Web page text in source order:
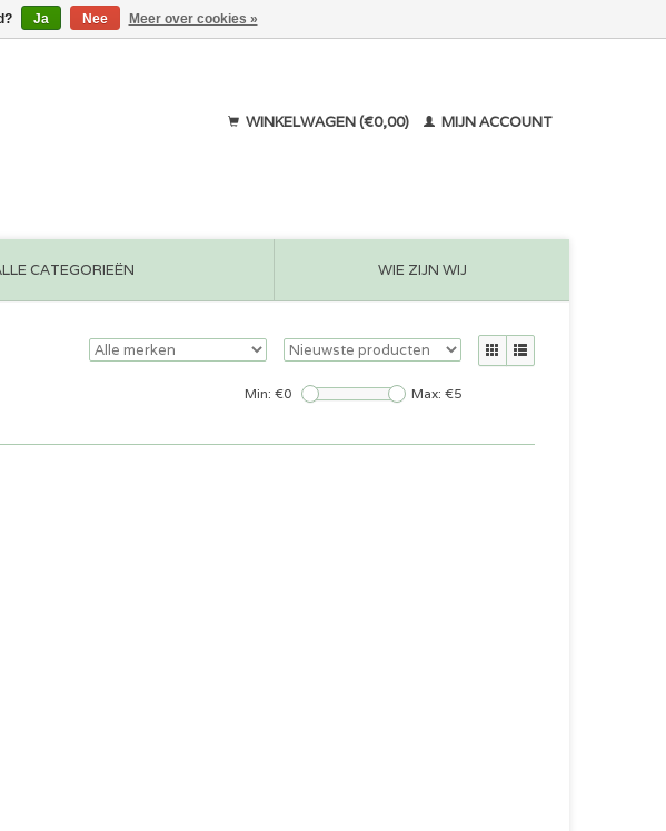
WINKELWAGEN (€0,00) MIJN ACCOUNT
CATEGORIEËN WIE ZIJN WIJ
Min: €0 Max: €5
Ja Nee Meer over cookies »